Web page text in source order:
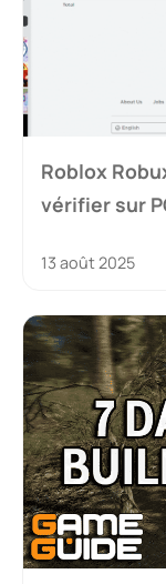
Roblox
vérifier sur
13 août 2025